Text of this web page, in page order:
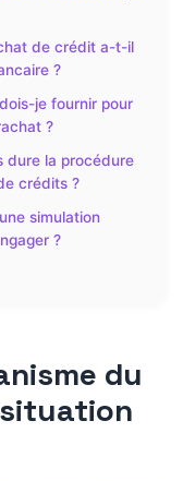
de crédit a-t-il
?
je fournir pour
?
dure la procédure
crédits ?
simulation
?
du